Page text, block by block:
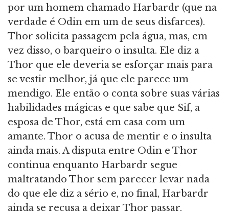
por um homem chamado Harbardr (que na
verdade é Odin em um de seus disfarces).
Thor solicita passagem pela água, mas, em
vez disso, o barqueiro o insulta. Ele diz a
Thor que ele deveria se esforçar mais para
se vestir melhor, já que ele parece um
mendigo. Ele então o conta sobre suas várias
habilidades mágicas e que sabe que Sif, a
esposa de Thor, está em casa com um
amante. Thor o acusa de mentir e o insulta
ainda mais. A disputa entre Odin e Thor
continua enquanto Harbardr segue
maltratando Thor sem parecer levar nada
do que ele diz a sério e, no final, Harbardr
ainda se recusa a deixar Thor passar.